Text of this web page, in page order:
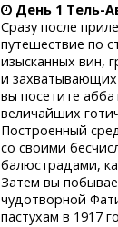
День 1 Тель-
Сразу после
путешествие по
изысканных вин,
и захватывающих
вы посетите
величайших
Построенный
со своими
балюстрадами,
Затем вы
чудотворной
пастухам в 1917